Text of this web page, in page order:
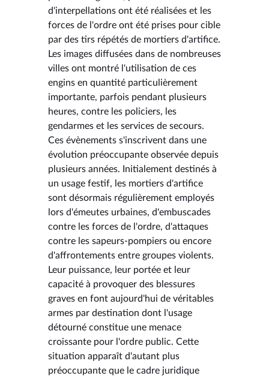
d'interpellations ont été réalisées et les
forces de l'ordre ont été prises pour cible
par des tirs répétés de mortiers d'artifice.
Les images diffusées dans de nombreuses
villes ont montré l'utilisation de ces
engins en quantité particulièrement
importante, parfois pendant plusieurs
heures, contre les policiers, les
gendarmes et les services de secours.
Ces évènements s'inscrivent dans une
évolution préoccupante observée depuis
plusieurs années. Initialement destinés à
un usage festif, les mortiers d'artifice
sont désormais régulièrement employés
lors d'émeutes urbaines, d'embuscades
contre les forces de l'ordre, d'attaques
contre les sapeurs-pompiers ou encore
d'affrontements entre groupes violents.
Leur puissance, leur portée et leur
capacité à provoquer des blessures
graves en font aujourd'hui de véritables
armes par destination dont l'usage
détourné constitue une menace
croissante pour l'ordre public. Cette
situation apparaît d'autant plus
préoccupante que le cadre juridique